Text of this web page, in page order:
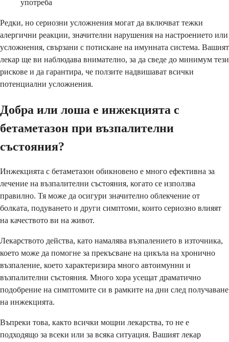
употреба
Редки, но сериозни усложнения могат да включват тежки
алергични реакции, значителни нарушения на настроението или
усложнения, свързани с потискане на имунната система. Вашият
лекар ще ви наблюдава внимателно, за да сведе до минимум тези
рискове и да гарантира, че ползите надвишават всички
потенциални усложнения.
Добра или лоша е инжекцията с
бетаметазон при възпалителни
състояния?
Инжекцията с бетаметазон обикновено е много ефективна за
лечение на възпалителни състояния, когато се използва
правилно. Тя може да осигури значително облекчение от
болката, подуването и други симптоми, които сериозно влияят
на качеството ви на живот.
Лекарството действа, като намалява възпалението в източника,
което може да помогне за прекъсване на цикъла на хронично
възпаление, което характеризира много автоимунни и
възпалителни състояния. Много хора усещат драматично
подобрение на симптомите си в рамките на дни след получаване
на инжекцията.
Въпреки това, както всички мощни лекарства, то не е
подходящо за всеки или за всяка ситуация. Вашият лекар